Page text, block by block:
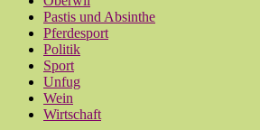
Pastis und Absinthe
Pferdesport
Politik
Sport
Unfug
Wein
Wirtschaft